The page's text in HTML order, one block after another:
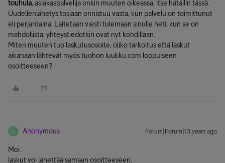
touhula, asiakaspalvelija onkin muuten oikeassa, itse hätäilin tässä.
Uudellenlähetys tosiaan onnistuu vasta, kun palvelu on toimittunut
eli perjantaina. Laitetaan viesti tulemaan sinulle heti, kun se on
mahdollista, yhteystiedotkin ovat nyt kohdillaan.
Miten muuten tuo laskutusosoite, oliko tarkoitus että laskut
aikanaan lähtevät myös tuohon luukku.com loppuiseen
osoitteeseen?
A Anonymous Forum|Forum|13 years ago
Moi.
laskut voi lähettää samaan osoitteeseen.